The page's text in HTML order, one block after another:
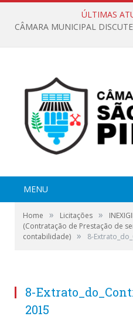
ÚLTIMAS
MENU
Home » Licitações »
(Contratação de Prestação de
contabilidade) » 8-
8-
2015